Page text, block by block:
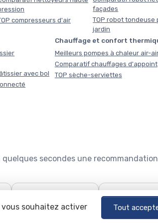
compresseurs d'air
façades
TOP robot tondeuse
jardin
avec bol
Chauffage et confort
Meilleurs pompes à chaleur air-
Comparatif chauffages d'appoint
TOP sèche-serviettes
secondes une
?
Configurateur lave-
🏊
Quel robot
souhaitez activer Tout